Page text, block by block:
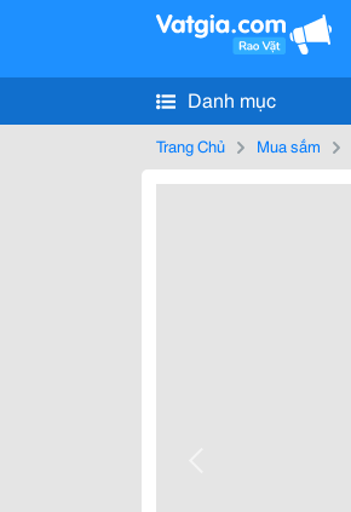
Danh mục
Trang Chủ Mua sắm